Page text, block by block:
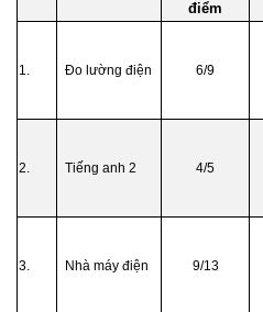
điểm
1. Đo lường điện 6/9
2. Tiếng anh 2 4/5
3. Nhà máy điện 9/13